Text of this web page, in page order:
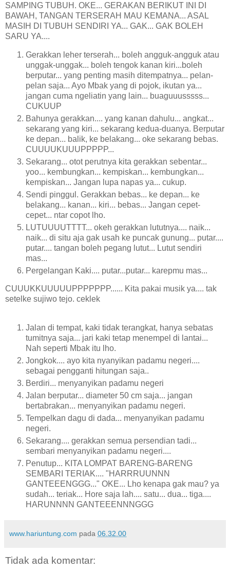
SAMPING TUBUH. OKE... GERAKAN BERIKUT INI DI
BAWAH, TANGAN TERSERAH MAU KEMANA... ASAL
MASIH DI TUBUH SENDIRI YA... GAK... GAK BOLEH
SARU YA....
Gerakkan leher terserah... boleh angguk-angguk atau
unggak-unggak... boleh tengok kanan kiri...boleh
berputar... yang penting masih ditempatnya... pelan-
pelan saja... Ayo Mbak yang di pojok, ikutan ya...
jangan cuma ngeliatin yang lain... buaguuusssss...
CUKUUP
Bahunya gerakkan.... yang kanan dahulu... angkat...
sekarang yang kiri... sekarang kedua-duanya. Berputar
ke depan... balik, ke belakang... oke sekarang bebas.
CUUUUKUUUPPPPP...
Sekarang... otot perutnya kita gerakkan sebentar...
yoo... kembungkan... kempiskan... kembungkan...
kempiskan... Jangan lupa napas ya... cukup.
Sendi pinggul. Gerakkan bebas... ke depan... ke
belakang... kanan... kiri... bebas... Jangan cepet-
cepet... ntar copot lho.
LUTUUUUTTTT... okeh gerakkan lututnya.... naik...
naik... di situ aja gak usah ke puncak gunung... putar....
putar.... tangan boleh pegang lutut... Lutut sendiri
mas...
Pergelangan Kaki.... putar...putar... karepmu mas...
CUUUKKUUUUUPPPPPPP...... Kita pakai musik ya.... tak
setelke sujiwo tejo. ceklek
Jalan di tempat, kaki tidak terangkat, hanya sebatas
tumitnya saja... jari kaki tetap menempel di lantai...
Nah seperti Mbak itu lho.
Jongkok.... ayo kita nyanyikan padamu negeri....
sebagai pengganti hitungan saja..
Berdiri... menyanyikan padamu negeri
Jalan berputar... diameter 50 cm saja... jangan
bertabrakan... menyanyikan padamu negeri.
Tempelkan dagu di dada... menyanyikan padamu
negeri.
Sekarang.... gerakkan semua persendian tadi...
sembari menyanyikan padamu negeri....
Penutup... KITA LOMPAT BARENG-BARENG
SEMBARI TERIAK.... "HARRRUUNNN
GANTEEENGGG..." OKE... Lho kenapa gak mau? ya
sudah... teriak... Hore saja lah.... satu... dua... tiga....
HARUNNNN GANTEEENNNGGG
www.hariuntung.com pada 06.32.00
Tidak ada komentar: